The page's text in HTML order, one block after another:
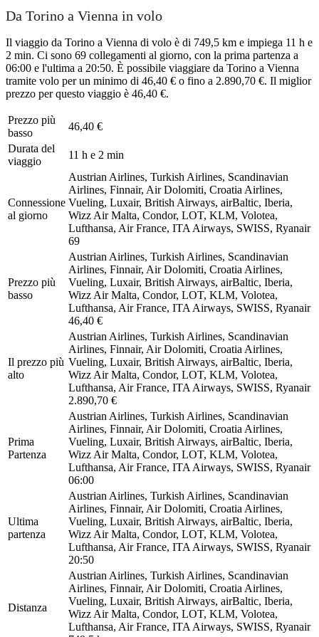
Da Torino a Vienna in volo
Il viaggio da Torino a Vienna di volo è di 749,5 km e impiega 11 h e
2 min. Ci sono 69 collegamenti al giorno, con la prima partenza a
06:00 e l'ultima a 20:50. È possibile viaggiare da Torino a Vienna
tramite volo per un minimo di 46,40 € o fino a 2.890,70 €. Il miglior
prezzo per questo viaggio è 46,40 €.
Prezzo più
basso
46,40 €
Durata del
viaggio
11 h e 2 min
Connessione
al giorno
Austrian Airlines, Turkish Airlines, Scandinavian
Airlines, Finnair, Air Dolomiti, Croatia Airlines,
Vueling, Luxair, British Airways, airBaltic, Iberia,
Wizz Air Malta, Condor, LOT, KLM, Volotea,
Lufthansa, Air France, ITA Airways, SWISS, Ryanair
69
Prezzo più
basso
Austrian Airlines, Turkish Airlines, Scandinavian
Airlines, Finnair, Air Dolomiti, Croatia Airlines,
Vueling, Luxair, British Airways, airBaltic, Iberia,
Wizz Air Malta, Condor, LOT, KLM, Volotea,
Lufthansa, Air France, ITA Airways, SWISS, Ryanair
46,40 €
Il prezzo più
alto
Austrian Airlines, Turkish Airlines, Scandinavian
Airlines, Finnair, Air Dolomiti, Croatia Airlines,
Vueling, Luxair, British Airways, airBaltic, Iberia,
Wizz Air Malta, Condor, LOT, KLM, Volotea,
Lufthansa, Air France, ITA Airways, SWISS, Ryanair
2.890,70 €
Prima
Partenza
Austrian Airlines, Turkish Airlines, Scandinavian
Airlines, Finnair, Air Dolomiti, Croatia Airlines,
Vueling, Luxair, British Airways, airBaltic, Iberia,
Wizz Air Malta, Condor, LOT, KLM, Volotea,
Lufthansa, Air France, ITA Airways, SWISS, Ryanair
06:00
Ultima
partenza
Austrian Airlines, Turkish Airlines, Scandinavian
Airlines, Finnair, Air Dolomiti, Croatia Airlines,
Vueling, Luxair, British Airways, airBaltic, Iberia,
Wizz Air Malta, Condor, LOT, KLM, Volotea,
Lufthansa, Air France, ITA Airways, SWISS, Ryanair
20:50
Distanza
Austrian Airlines, Turkish Airlines, Scandinavian
Airlines, Finnair, Air Dolomiti, Croatia Airlines,
Vueling, Luxair, British Airways, airBaltic, Iberia,
Wizz Air Malta, Condor, LOT, KLM, Volotea,
Lufthansa, Air France, ITA Airways, SWISS, Ryanair